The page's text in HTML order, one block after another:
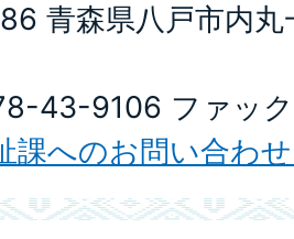
青森県八戸市内丸
43-9106 ファッ
課へのお問い合わ